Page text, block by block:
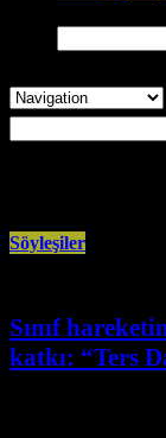
Söyleşiler
Sınıf
katkı: “Ters